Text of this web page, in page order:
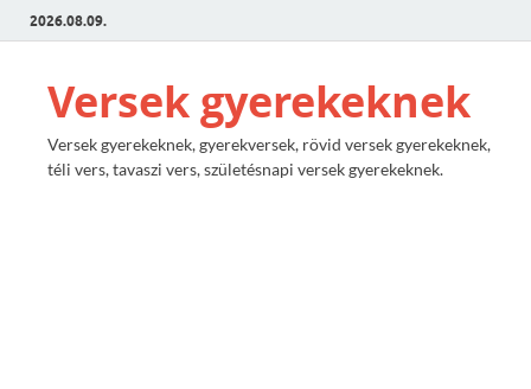
2026.08.09.
Versek gyerekeknek
Versek gyerekeknek, gyerekversek, rövid versek gyerekeknek,
téli vers, tavaszi vers, születésnapi versek gyerekeknek.